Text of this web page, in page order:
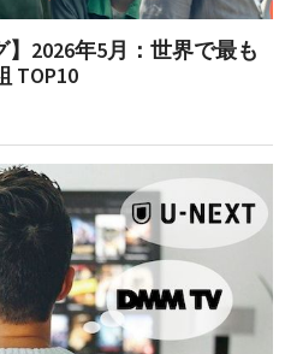
2026年5月：世界で最も
TOP10